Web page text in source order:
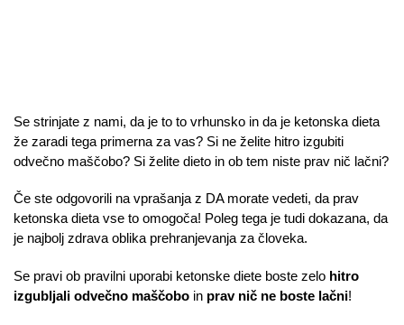
Se strinjate z nami, da je to to vrhunsko in da je ketonska dieta
že zaradi tega primerna za vas? Si ne želite hitro izgubiti
odvečno maščobo? Si želite dieto in ob tem niste prav nič lačni?
Če ste odgovorili na vprašanja z DA morate vedeti, da prav
ketonska dieta vse to omogoča! Poleg tega je tudi dokazana, da
je najbolj zdrava oblika prehranjevanja za človeka.
Se pravi ob pravilni uporabi ketonske diete boste zelo hitro
izgubljali odvečno maščobo in prav nič ne boste lačni!